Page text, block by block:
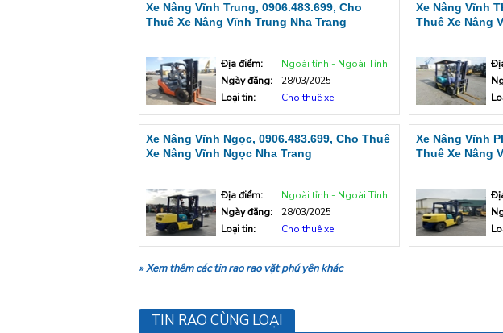
Xe Nâng Vĩnh Trung, 0906.483.699, Cho
Thuê Xe Nâng Vĩnh Trung Nha Trang
Địa điểm:
Ngoài tỉnh - Ngoài Tỉnh
Ngày đăng:
28/03/2025
Loại tin:
Cho thuê xe
Xe Nâng Vĩnh
Thuê Xe Nâng
Xe Nâng Vĩnh Ngọc, 0906.483.699, Cho Thuê
Xe Nâng Vĩnh Ngọc Nha Trang
Địa điểm:
Ngoài tỉnh - Ngoài Tỉnh
Ngày đăng:
28/03/2025
Loại tin:
Cho thuê xe
Xe Nâng Vĩnh
Thuê Xe Nâng
» Xem thêm các tin rao rao vặt phú yên khác
TIN RAO CÙNG LOẠI